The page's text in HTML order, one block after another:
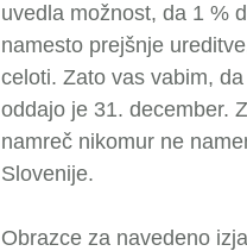
uvedla možnost, da 1 %
namesto prejšnje
celoti. Zato vas vabim,
oddajo je 31. december.
namreč nikomur ne
Slovenije.
Obrazce za navedeno